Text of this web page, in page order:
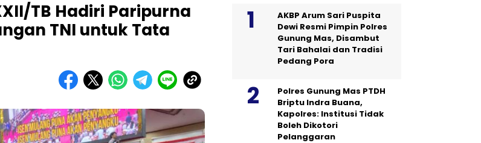
TB Hadiri Paripurna
TNI untuk Tata
AKBP Arum Sari Puspita
Dewi Resmi Pimpin Polres
Gunung Mas, Disambut
Tari Bahalai dan Tradisi
Pedang Pora
Polres Gunung Mas PTDH
Briptu Indra Buana,
Kapolres: Institusi Tidak
Boleh Dikotori
Pelanggaran